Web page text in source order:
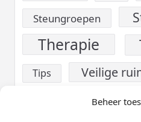
Beheer
Steungroepen
Therapie
Tips Veilige
verslaving